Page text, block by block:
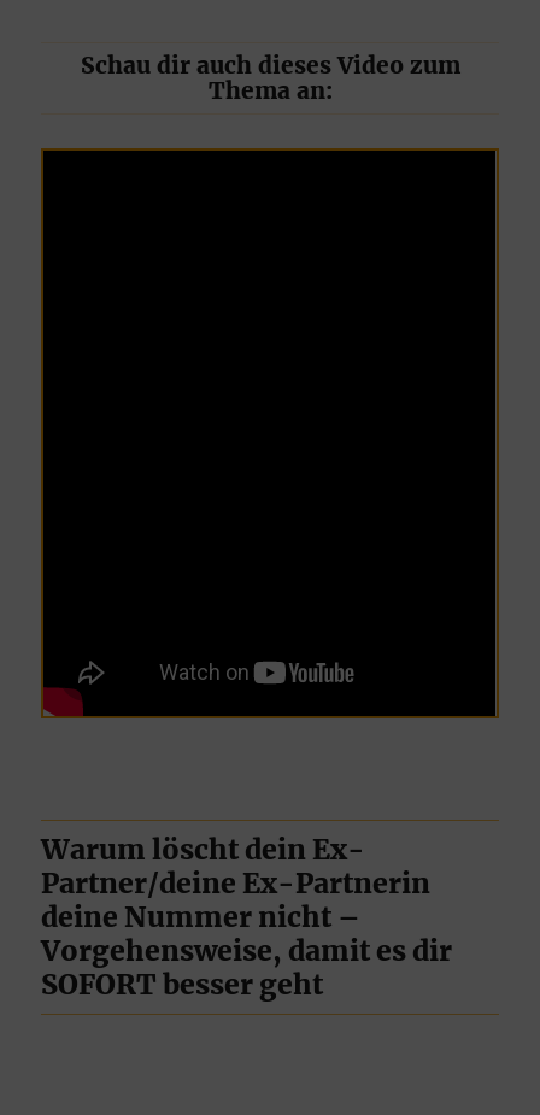
Schau dir auch dieses Video zum
Thema an:
Warum löscht dein Ex-
Partner/deine Ex-Partnerin
deine Nummer nicht –
Vorgehensweise, damit es dir
SOFORT besser geht